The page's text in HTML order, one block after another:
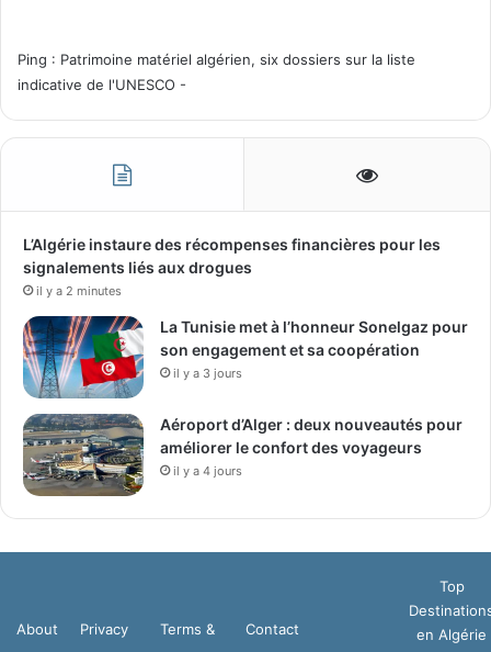
Ping : Patrimoine matériel algérien, six dossiers sur la liste
indicative de l'UNESCO -
L’Algérie instaure des récompenses financières pour les
signalements liés aux drogues
il y a 2 minutes
La Tunisie met à l’honneur Sonelgaz pour
son engagement et sa coopération
il y a 3 jours
Aéroport d’Alger : deux nouveautés pour
améliorer le confort des voyageurs
il y a 4 jours
About Privacy Terms & Contact
Top
en Algérie